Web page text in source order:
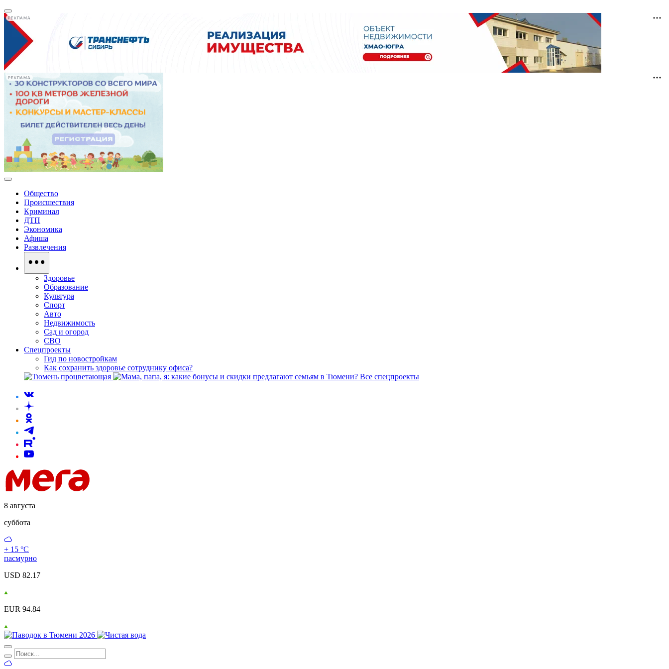
РЕКЛАМА
РЕКЛАМА
Общество
Происшествия
Криминал
ДТП
Экономика
Афиша
Развлечения
Здоровье
Образование
Культура
Спорт
Авто
Недвижимость
Сад и огород
СВО
Спецпроекты
Гид по новостройкам
Как сохранить здоровье сотруднику офиса?
Все спецпроекты
8 августа
суббота
+ 15 °С
пасмурно
USD 82.17
EUR 94.84